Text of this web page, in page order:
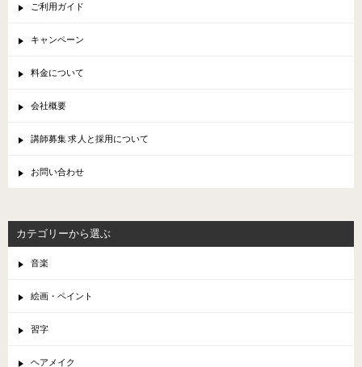
ご利用ガイド
キャンペーン
料金について
会社概要
講師募集 求人と採用について
お問い合わせ
カテゴリーから選ぶ
音楽
絵画・ペイント
習字
ヘアメイク